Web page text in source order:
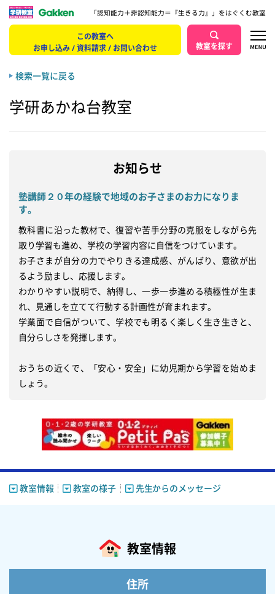
「認知能力＋非認知能力＝『生きる力』」をはぐくむ教室
この教室へ
お申し込み / 資料請求 / お問い合わせ
教室を探す
検索一覧に戻る
学研あかね台教室
お知らせ
塾講師２０年の経験で地域のお子さまのお力になりま
す。
教科書に沿った教材で、復習や苦手分野の克服をしながら先
取り学習も進め、学校の学習内容に自信をつけています。
お子さまが自分の力でやりきる達成感、がんばり、意欲が出
るよう励まし、応援します。
わかりやすい説明で、納得し、一歩一歩進める積極性が生ま
れ、見通しを立てて行動する計画性が育まれます。
学業面で自信がついて、学校でも明るく楽しく生き生きと、
自分らしさを発揮します。
おうちの近くで、「安心・安全」に幼児期から学習を始めま
しょう。
教室情報 教室の様子 先生からのメッセージ
教室情報
住所